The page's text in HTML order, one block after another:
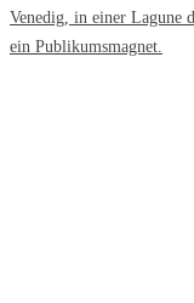
Venedig, in einer Lagune
ein Publikumsmagnet.